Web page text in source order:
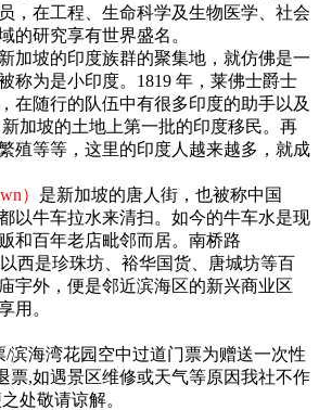
，在工程、生命科学及生物医学、社会
的研究享有世界盛名。
加坡的印度族群的聚集地，就仿佛是一
称为是小印度。1819 年，莱佛士爵士
在随行的队伍中有很多印度的助手以及
加坡的土地上第一批的印度移民。再
殖等等，这里的印度人越来越多，就成
） 是新加坡的唐人街，也被称中国
以牛车拉水来清扫。如今的牛车水是现
和百年老店毗邻而居。南桥路
以西是珍珠坊、裕华国货、唐城坊等百
宇外，便是邻近滨海区的新兴商业区
用。
/滨海湾花园空中过道门票为赠送一次性
票,如遇景区维修或天气等原因我社不作
处敬请谅解。